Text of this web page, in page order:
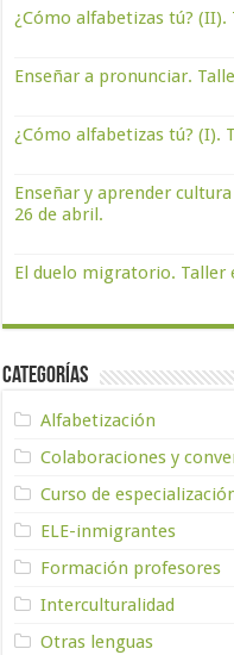
¿Cómo alfabetizas tú? (II).
Enseñar a pronunciar.
¿Cómo alfabetizas tú? (I).
Enseñar y aprender
26 de abril.
El duelo migratorio. Taller
Categorías
Alfabetización
Colaboraciones y
Curso de
ELE-inmigrantes
Formación profesores
Interculturalidad
Otras lenguas